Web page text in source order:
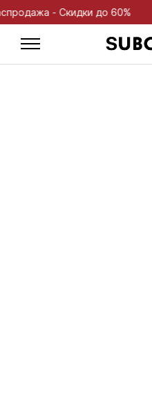
- Скидки до 60%